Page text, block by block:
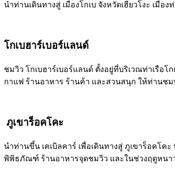
นำท่านเดินทางสู่ เมืองโกเบ จังหวัดเฮียวโงะ เ
โกเบฮาร์เบอร์แลนด์
ชมวิว โกเบฮาร์เบอร์แลนด์ ตั้งอยู่ที่บริเวณท่าเรือ
กาแฟ ร้านอาหาร ร้านค้า และสวนสนุก ให้ท่านช
ภูเขาร็อคโคะ
นำท่านขึ้น เคเบิลคาร์ เพื่อเดินทางสู่ ภูเขาร็อคโ
พิพิธภัณฑ์ ร้านอาหารจุดชมวิว และในช่วงฤดูหนา